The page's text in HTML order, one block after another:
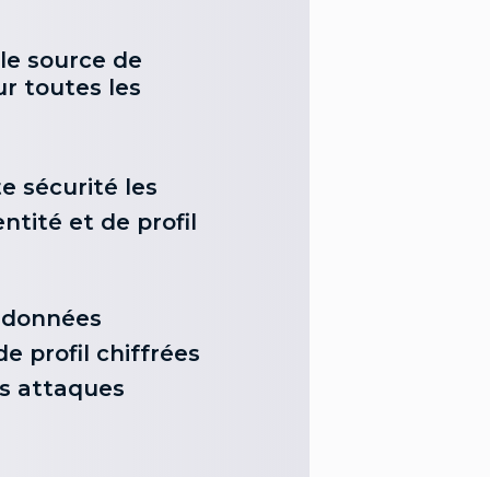
source de
toutes les
sécurité les
et de profil
profil chiffrées
attaques